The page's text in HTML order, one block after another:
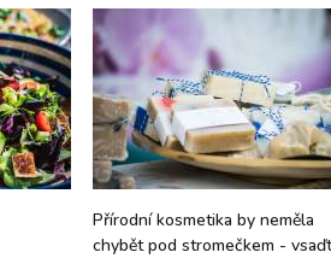
Přírodní kosmetika by neměla
chybět pod stromečkem -